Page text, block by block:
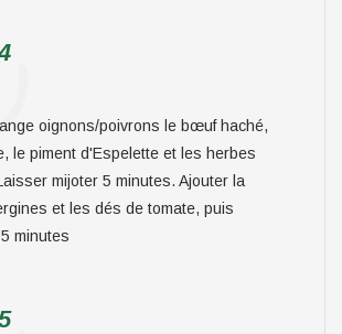
oignons/poivrons le bœuf haché,
le piment d'Espelette et les herbes
mijoter 5 minutes. Ajouter la
et les dés de tomate, puis
minutes